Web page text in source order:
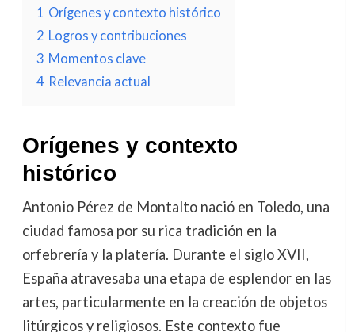
1 Orígenes y contexto histórico
2 Logros y contribuciones
3 Momentos clave
4 Relevancia actual
Orígenes y contexto
histórico
Antonio Pérez de Montalto nació en Toledo, una
ciudad famosa por su rica tradición en la
orfebrería y la platería. Durante el siglo XVII,
España atravesaba una etapa de esplendor en las
artes, particularmente en la creación de objetos
litúrgicos y religiosos. Este contexto fue